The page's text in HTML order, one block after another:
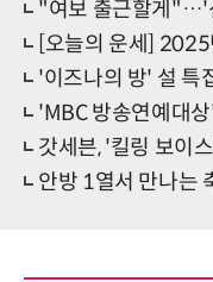
"여보 출근할게"…'신랑
[오늘의 운세]
'이즈나의 방' 설
'MBC 방송연예대상' 손
갓세븐, '킬링 보이
안방 1열서 만나는 축제